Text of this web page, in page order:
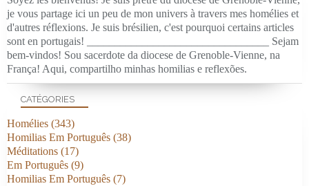
je vous partage ici un peu de mon univers à travers mes homélies et
d'autres réflexions. Je suis brésilien, c'est pourquoi certains articles
sont en portugais! _________________________________ Sejam
bem-vindos! Sou sacerdote da diocese de Grenoble-Vienne, na
França! Aqui, compartilho minhas homilias e reflexões.
CATÉGORIES
Homélies (343)
Homilias Em Português (38)
Méditations (17)
Em Português (9)
Homilias Em Português (7)